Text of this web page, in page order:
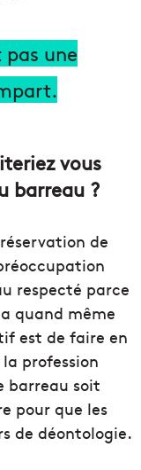
pas une
vous
barreau ?
de
respecté parce
quand même
est de faire en
profession
barreau soit
pour que les
de déontologie.